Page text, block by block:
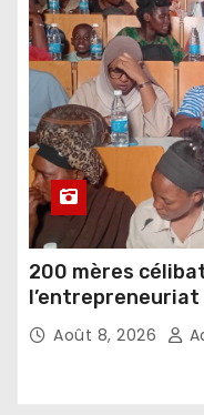
200 mères
Umugiraneza et
Août 8, 2026